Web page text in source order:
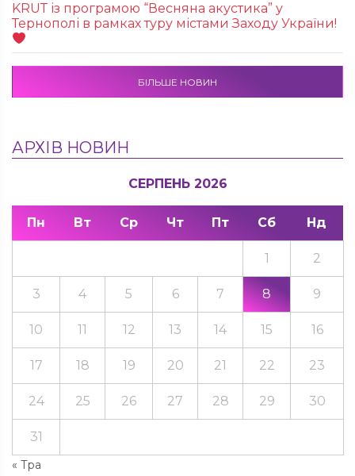
KRUТ із програмою “Весняна акустика” у
Тернополі в рамках туру містами Заходу України!
БІЛЬШЕ НОВИН
АРХІВ НОВИН
СЕРПЕНЬ 2026
Пн Вт Ср Чт Пт Сб Нд
« Тра
1 2
3 4 5 6 7 8 9
10 11 12 13 14 15 16
17 18 19 20 21 22 23
24 25 26 27 28 29 30
31